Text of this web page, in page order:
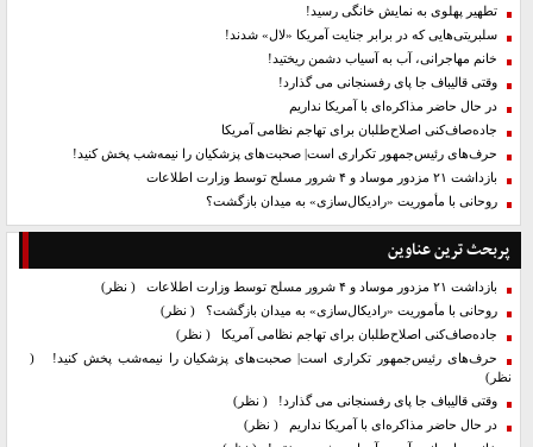
تطهیر پهلوی به نمایش خانگی رسید!
سلبریتی‌هایی که در برابر جنایت آمریکا «لال» شدند!
خانم مهاجرانی، آب به آسیاب دشمن ریختید!
وقتی قالیباف جا پای رفسنجانی می گذارد!
در حال حاضر مذاکره‌ای با آمریکا نداریم
جاده‌صاف‌کنی اصلاح‌طلبان برای تهاجم نظامی آمریکا
حرف‌های رئیس‌جمهور تکراری است| صحبت‌های پزشکیان را نیمه‌شب پخش کنید!
بازداشت ۲۱ مزدور موساد و ۴ شرور مسلح توسط وزارت اطلاعات
روحانی با مأموریت «رادیکال‌سازی» به میدان بازگشت؟
پربحث ترین عناوین
بازداشت ۲۱ مزدور موساد و ۴ شرور مسلح توسط وزارت اطلاعات
( نظر)
روحانی با مأموریت «رادیکال‌سازی» به میدان بازگشت؟ ( نظر)
جاده‌صاف‌کنی اصلاح‌طلبان برای تهاجم نظامی آمریکا ( نظر)
حرف‌های رئیس‌جمهور تکراری است| صحبت‌های پزشکیان را نیمه‌شب پخش کنید!
(
نظر)
وقتی قالیباف جا پای رفسنجانی می گذارد! ( نظر)
در حال حاضر مذاکره‌ای با آمریکا نداریم ( نظر)